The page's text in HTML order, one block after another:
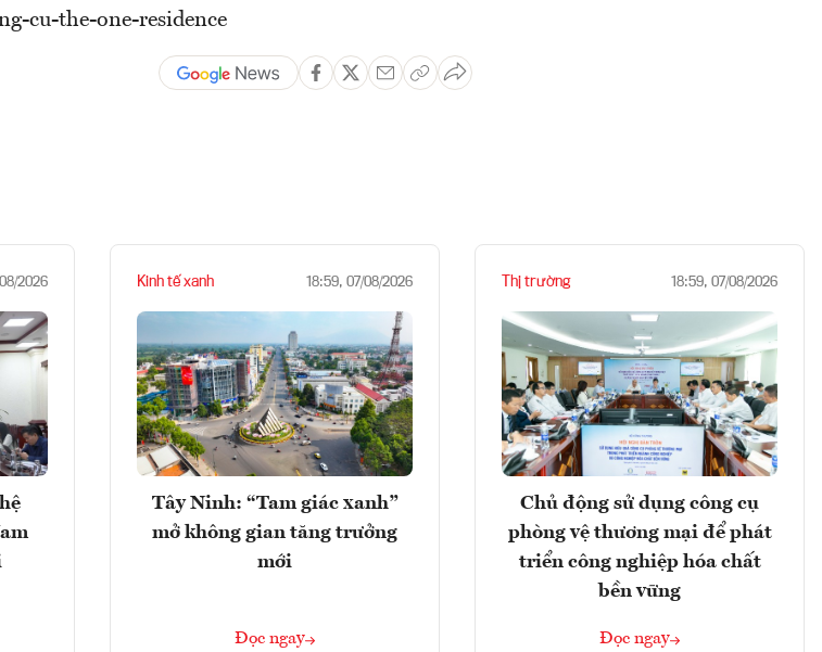
cu-the-one-residence
2026 Kinh tế xanh 18:59, 07/08/2026
Tây Ninh: “Tam giác xanh”
mở không gian tăng trưởng
mới
Đọc ngay
Thị trường 18:59, 07/08/2026
Chủ động sử dụng công cụ
phòng vệ thương mại để phát
triển công nghiệp hóa chất
bền vững
Đọc ngay